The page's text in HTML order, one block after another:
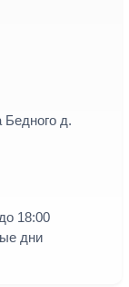
Бедного д.
18:00
дни